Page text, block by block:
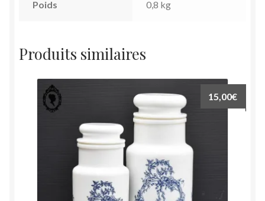
Poids 0,8 kg
Produits similaires
15,00€